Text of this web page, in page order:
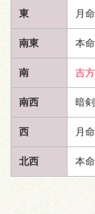
東 月
南東 本
南 吉方
南西 暗
西 月
北西 本